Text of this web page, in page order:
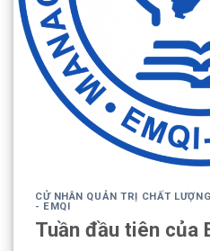
CỬ NHÂN QUẢN TRỊ CHẤT
- EMQI
Tuần đầu tiên của